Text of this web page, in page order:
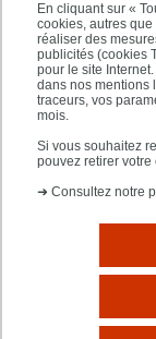
En cliquant sur «
cookies, autres
réaliser des
publicités (cookies
pour le site
dans nos mentions
traceurs, vos
mois.
Si vous souhaitez
pouvez retirer
➜ Consultez notre
PRATIQUE
ACCÈS RAPIDES
Plan du site